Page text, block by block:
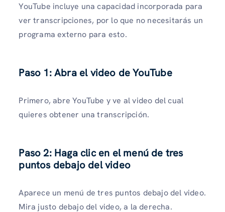
YouTube incluye una capacidad incorporada para
ver transcripciones, por lo que no necesitarás un
programa externo para esto.
Paso 1: Abra el video de YouTube
Primero, abre YouTube y ve al video del cual
quieres obtener una transcripción.
Paso 2: Haga clic en el menú de tres
puntos debajo del video
Aparece un menú de tres puntos debajo del video.
Mira justo debajo del video, a la derecha.